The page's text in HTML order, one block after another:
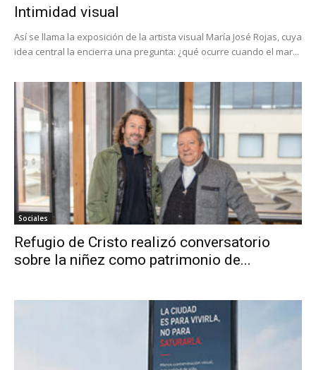
Intimidad visual
Así se llama la exposición de la artista visual María José Rojas, cuya
idea central la encierra una pregunta: ¿qué ocurre cuando el mar...
Sociales
Refugio de Cristo realizó conversatorio
sobre la niñez como patrimonio de...